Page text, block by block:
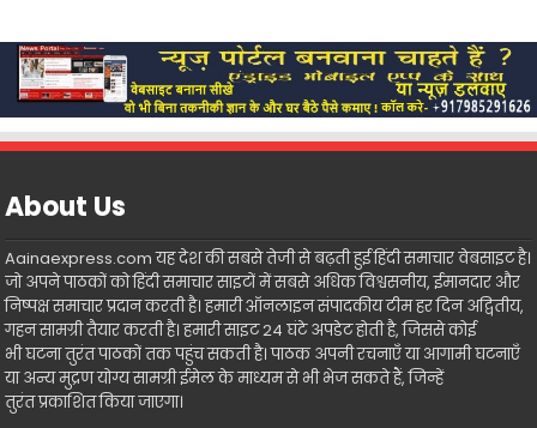
About Us
Aainaexpress.com यह देश की सबसे तेजी से बढ़ती हुई हिंदी समाचार वेबसाइट है।
जो अपने पाठकों को हिंदी समाचार साइटों में सबसे अधिक विश्वसनीय, ईमानदार और
निष्पक्ष समाचार प्रदान करती है। हमारी ऑनलाइन संपादकीय टीम हर दिन अद्वितीय,
गहन सामग्री तैयार करती है। हमारी साइट 24 घंटे अपडेट होती है, जिससे कोई
भी घटना तुरंत पाठकों तक पहुंच सकती है। पाठक अपनी रचनाएँ या आगामी घटनाएँ
या अन्य मुद्रण योग्य सामग्री ईमेल के माध्यम से भी भेज सकते हैं, जिन्हें
तुरंत प्रकाशित किया जाएगा।